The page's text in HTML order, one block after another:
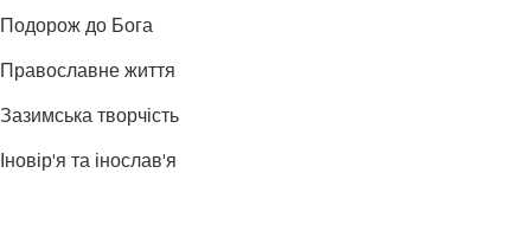
Подорож до Бога
Православне життя
Зазимська творчість
Іновір'я та інослав'я